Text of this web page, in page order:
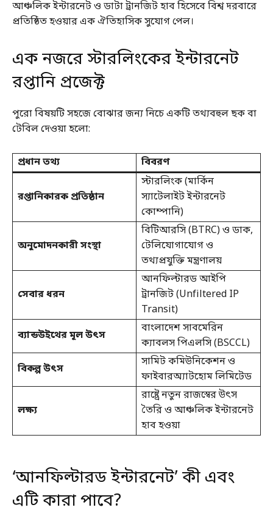
আঞ্চলিক ইন্টারনেট ও ডাটা ট্রানজিট হাব হিসেবে বিশ্ব দরবারে
প্রতিষ্ঠিত হওয়ার এক ঐতিহাসিক সুযোগ পেল।
এক নজরে স্টারলিংকের ইন্টারনেট
রপ্তানি প্রজেক্ট
পুরো বিষয়টি সহজে বোঝার জন্য নিচে একটি তথ্যবহুল ছক বা
টেবিল দেওয়া হলো:
প্রধান তথ্য বিবরণ
রপ্তানিকারক প্রতিষ্ঠান
স্টারলিংক (মার্কিন
স্যাটেলাইট ইন্টারনেট
কোম্পানি)
অনুমোদনকারী সংস্থা
বিটিআরসি (BTRC) ও ডাক,
টেলিযোগাযোগ ও
তথ্যপ্রযুক্তি মন্ত্রণালয়
সেবার ধরন
আনফিল্টারড আইপি
ট্রানজিট (Unfiltered IP
Transit)
ব্যান্ডউইথের মূল উৎস
বাংলাদেশ সাবমেরিন
ক্যাবলস পিএলসি (BSCCL)
বিকল্প উৎস
সামিট কমিউনিকেশন ও
ফাইবারঅ্যাটহোম লিমিটেড
লক্ষ্য
রাষ্ট্রে নতুন রাজস্বের উৎস
তৈরি ও আঞ্চলিক ইন্টারনেট
হাব হওয়া
‘আনফিল্টারড ইন্টারনেট’ কী এবং
এটি কারা পাবে?